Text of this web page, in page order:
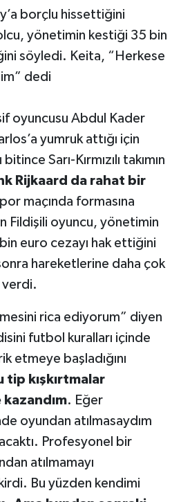
borçlu hissettiğini
yönetimin kestiği 35 bin
söyledi. Keita, “Herkese
dedi
oyuncusu Abdul Kader
yumruk attığı için
Sarı-Kırmızılı takımın
Rijkaard da rahat bir
maçında formasına
Fildişili oyuncu, yönetimin
euro cezayı hak ettiğini
hareketlerine daha çok
verdi.
rica ediyorum” diyen
futbol kuralları içinde
etmeye başladığını
tip kışkırtmalar
kazandım. Eğer
oyundan atılmasaydım
Profesyonel bir
atılmamayı
Bu yüzden kendimi